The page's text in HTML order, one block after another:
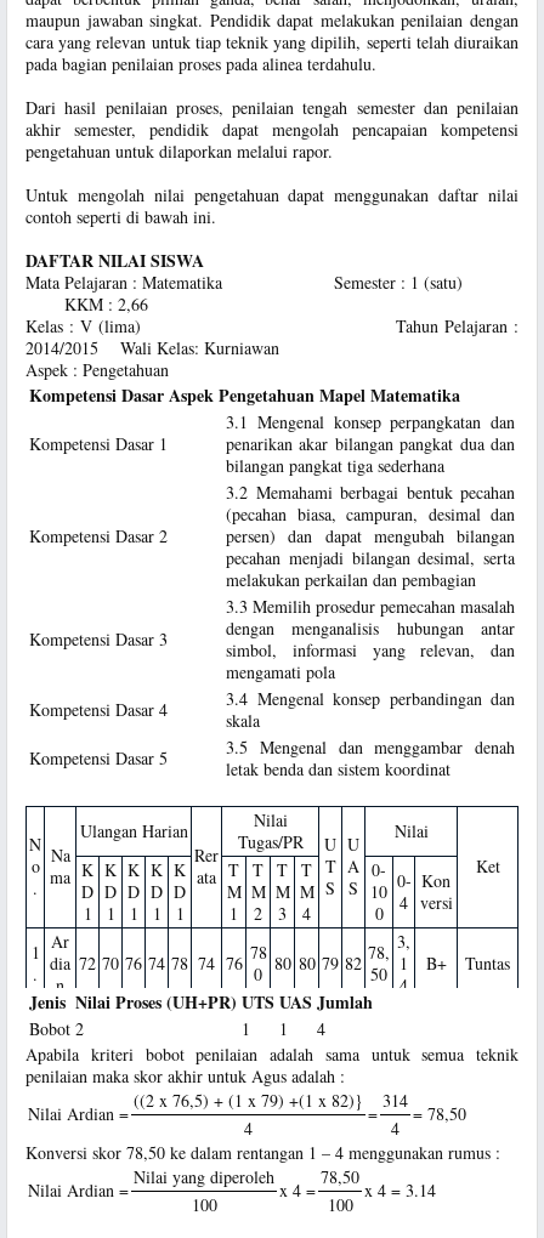
maupun jawaban singkat. Pendidik dapat melakukan penilaian dengan
cara yang relevan untuk tiap teknik yang dipilih, seperti telah diuraikan
pada bagian penilaian proses pada alinea terdahulu.
Dari hasil penilaian proses, penilaian tengah semester dan penilaian
akhir semester, pendidik dapat mengolah pencapaian kompetensi
pengetahuan untuk dilaporkan melalui rapor.
Untuk mengolah nilai pengetahuan dapat menggunakan daftar nilai
contoh seperti di bawah ini.
DAFTAR NILAI SISWA
Mata Pelajaran : Matematika Semester : 1 (satu)
KKM : 2,66
Kelas : V (lima) Tahun Pelajaran :
2014/2015 Wali Kelas: Kurniawan
Aspek : Pengetahuan
Kompetensi Dasar Aspek Pengetahuan Mapel Matematika
Kompetensi Dasar 1
3.1 Mengenal konsep perpangkatan dan
penarikan akar bilangan pangkat dua dan
bilangan pangkat tiga sederhana
Kompetensi Dasar 2
3.2 Memahami berbagai bentuk pecahan
(pecahan biasa, campuran, desimal dan
persen) dan dapat mengubah bilangan
pecahan menjadi bilangan desimal, serta
melakukan perkailan dan pembagian
Kompetensi Dasar 3
3.3 Memilih prosedur pemecahan masalah
dengan menganalisis hubungan antar
simbol, informasi yang relevan, dan
mengamati pola
Kompetensi Dasar 4
3.4 Mengenal konsep perbandingan dan
skala
Kompetensi Dasar 5
3.5 Mengenal dan menggambar denah
letak benda dan sistem koordinat
N
o
.
Na
ma
Ulangan Harian
Rer
ata
Nilai
Tugas/PR
U
T
S
U
A
S
Nilai
Ket
K
D
1
K
D
1
K
D
1
K
D
1
K
D
1
T
M
1
T
M
2
T
M
3
T
M
4
0-
10
0
0-
4
Kon
versi
1
.
Ar
dia
n
72 70 76 74 78 74 76 78
0 80 80 79 82 78,
50
3,
1
4
B+ Tuntas
2
.
Bu
di 74 72 67
8
Tuntas
Jenis Nilai Proses (UH+PR) UTS UAS Jumlah
Bobot 2 1 1
4
Apabila kriteri bobot penilaian adalah sama untuk semua teknik
penilaian maka skor akhir untuk Agus adalah :
Nilai Ardian =
((2 x 76,5) + (1 x 79) +(1 x 82)}
=
314
= 78,50
4
4
Konversi skor 78,50 ke dalam rentangan 1 – 4 menggunakan rumus :
Nilai Ardian =
Nilai yang diperoleh
x 4 =
78,50
x 4 = 3.14
100
100